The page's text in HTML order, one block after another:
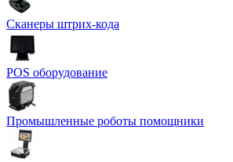
Сканеры штрих-кода
POS оборудование
Промышленные роботы помощники